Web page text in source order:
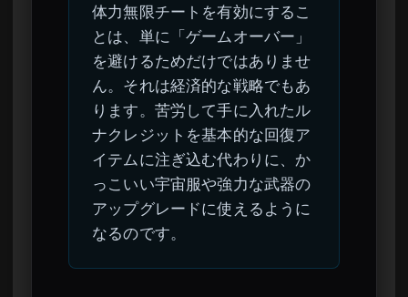
体力無限チートを有効にするこ
とは、単に「ゲームオーバー」
を避けるためだけではありませ
ん。それは経済的な戦略でもあ
ります。苦労して手に入れたル
ナクレジットを基本的な回復ア
イテムに注ぎ込む代わりに、か
っこいい宇宙服や強力な武器の
アップグレードに使えるように
なるのです。